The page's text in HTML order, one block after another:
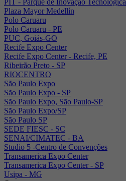
Plaza Mayor Medellín
Polo Caruaru
Polo Caruaru - PE
PUC, Goiás-GO
Recife Expo Center
Recife Expo Center - Recife, PE
Ribeirão Preto - SP
RIOCENTRO
São Paulo Expo
São Paulo Expo - SP
São Paulo Expo, São Paulo-SP
São Paulo Expo/SP
São Paulo SP
SEDE FIESC - SC
SENAI/CIMATEC - BA
Studio 5 -Centro de Convenções
Transamerica Expo Center
Transamerica Expo Center - SP
Usipa - MG